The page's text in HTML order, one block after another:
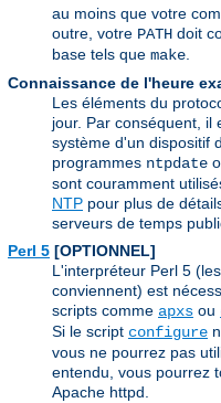
au moins que votre
outre, votre PATH doit
base tels que make.
Connaissance de l'heure
Les éléments du
jour. Par conséquent, il
système d'un dispositif
programmes ntpdate
sont couramment
NTP pour plus de
serveurs de temps
Perl 5 [OPTIONNEL]
L'interpréteur Perl 5
conviennent) est
scripts comme apxs ou
Si le script configure
vous ne pourrez pas
entendu, vous pourrez
Apache httpd.